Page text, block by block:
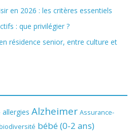
en 2026 : les critères essentiels
: que privilégier ?
résidence senior, entre culture et
allergies Alzheimer Assurance-
bébé (0-2 ans)